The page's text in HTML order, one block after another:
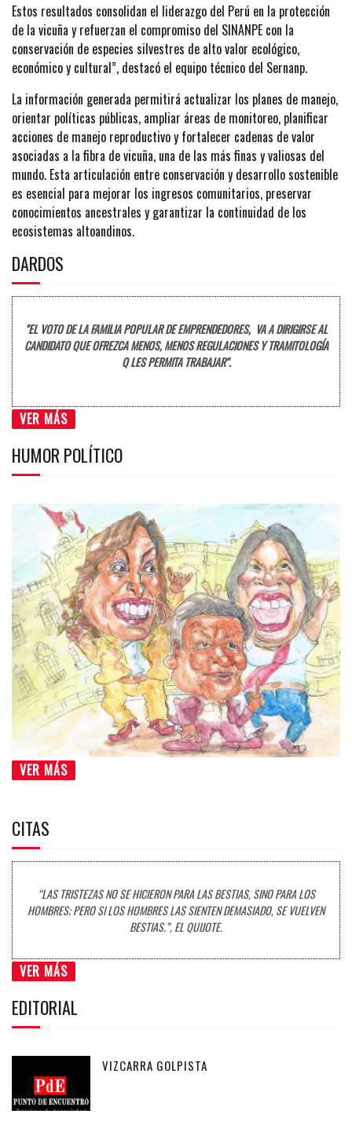
Estos resultados consolidan el liderazgo del Perú en la protección
de la vicuña y refuerzan el compromiso del SINANPE con la
conservación de especies silvestres de alto valor ecológico,
económico y cultural”, destacó el equipo técnico del Sernanp.
La información generada permitirá actualizar los planes de manejo,
orientar políticas públicas, ampliar áreas de monitoreo, planificar
acciones de manejo reproductivo y fortalecer cadenas de valor
asociadas a la fibra de vicuña, una de las más finas y valiosas del
mundo. Esta articulación entre conservación y desarrollo sostenible
es esencial para mejorar los ingresos comunitarios, preservar
conocimientos ancestrales y garantizar la continuidad de los
ecosistemas altoandinos.
DARDOS
"EL VOTO DE LA FAMILIA POPULAR DE EMPRENDEDORES, VA A DIRIGIRSE AL
CANDIDATO QUE OFREZCA MENOS, MENOS REGULACIONES Y TRAMITOLOGÍA
Q LES PERMITA TRABAJAR".
VER MÁS
HUMOR POLÍTICO
VER MÁS
CITAS
“LAS TRISTEZAS NO SE HICIERON PARA LAS BESTIAS, SINO PARA LOS
HOMBRES; PERO SI LOS HOMBRES LAS SIENTEN DEMASIADO, SE VUELVEN
BESTIAS.”, EL QUIJOTE.
VER MÁS
EDITORIAL
VIZCARRA GOLPISTA